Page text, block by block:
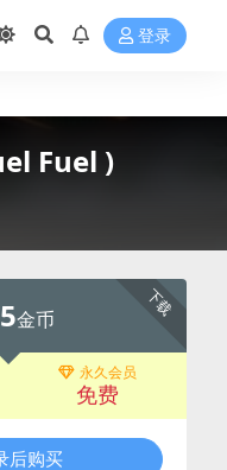
登录
Fuel )
下载
金币
永久会员
免费
后购买